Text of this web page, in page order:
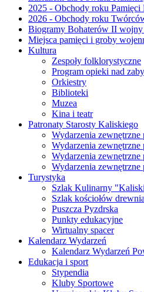
2025 - Obchody roku
2026 - Obchody roku
Biogramy Bohaterów II
Miejsca pamięci i groby
Kultura
Zespoły folklorystyczne
Program opieki nad
Orkiestry
Biblioteki
Muzea
Kina i teatr
Patronaty Starosty Kaliskiego
Wydarzenia
Wydarzenia
Wydarzenia
Wydarzenia
Turystyka
Szlak Kulinarny
Szlak kościołów
Puszcza Pyzdrska
Punkty edukacyjne
Wirtualny spacer
Kalendarz Wydarzeń
Kalendarz Wydarzeń
Edukacja i sport
Stypendia
Kluby Sportowe